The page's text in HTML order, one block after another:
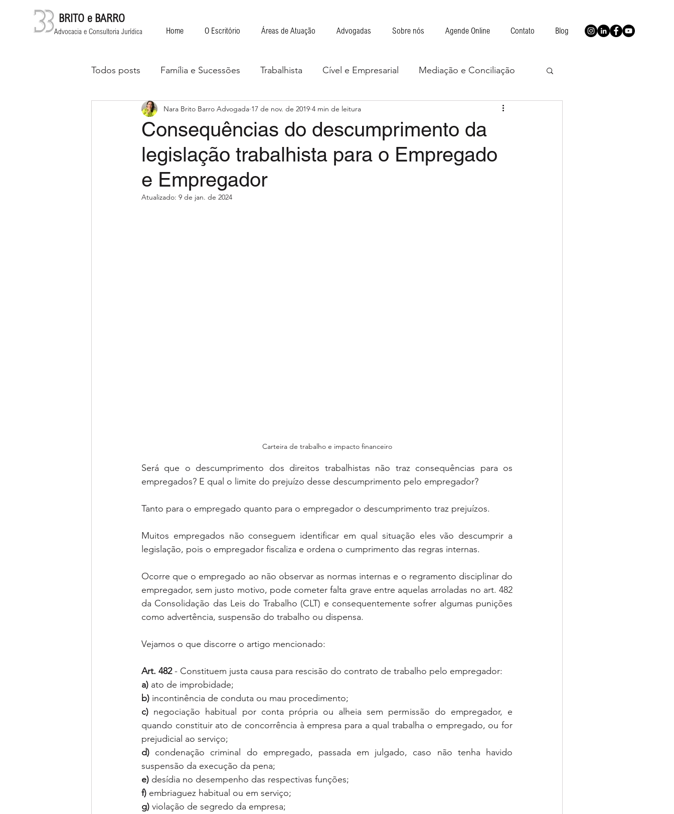
BRITO e BARRO
Advocacia e Consultoria Jurídica Home O Escritório Áreas de Atuação Advogadas Sobre nós Agende Online Contato Blog
Todos posts Família e Sucessões Trabalhista Cível e Empresarial ⁠Mediação e Conciliação
Áreas diversas
Consequências do descumprimento da
legislação trabalhista para o Empregado
e Empregador
Nara Brito Barro Advogada 17 de nov. de 2019 4 min de leitura
Atualizado: 9 de jan. de 2024
Carteira de trabalho e impacto financeiro
Será que o descumprimento dos direitos trabalhistas não traz consequências para os
empregados? E qual o limite do prejuízo desse descumprimento pelo empregador?
Tanto para o empregado quanto para o empregador o descumprimento traz prejuízos.
Muitos empregados não conseguem identificar em qual situação eles vão descumprir a
legislação, pois o empregador fiscaliza e ordena o cumprimento das regras internas.
Ocorre que o empregado ao não observar as normas internas e o regramento disciplinar do
empregador, sem justo motivo, pode cometer falta grave entre aquelas arroladas no art. 482
da Consolidação das Leis do Trabalho (CLT) e consequentemente sofrer algumas punições
como advertência, suspensão do trabalho ou dispensa.
Vejamos o que discorre o artigo mencionado:
Art. 482 - Constituem justa causa para rescisão do contrato de trabalho pelo empregador:
a) ato de improbidade;
b) incontinência de conduta ou mau procedimento;
c) negociação habitual por conta própria ou alheia sem permissão do empregador, e
quando constituir ato de concorrência à empresa para a qual trabalha o empregado, ou for
prejudicial ao serviço;
d) condenação criminal do empregado, passada em julgado, caso não tenha havido
suspensão da execução da pena;
e) desídia no desempenho das respectivas funções;
f) embriaguez habitual ou em serviço;
g) violação de segredo da empresa;